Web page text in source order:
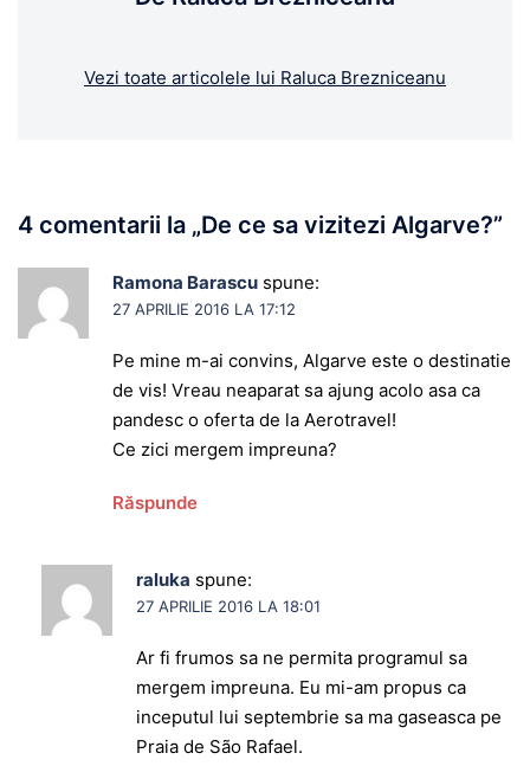
Vezi toate articolele lui Raluca Brezniceanu
4 comentarii la „De ce sa vizitezi Algarve?”
Ramona Barascu spune:
27 APRILIE 2016 LA 17:12
Pe mine m-ai convins, Algarve este o destinatie
de vis! Vreau neaparat sa ajung acolo asa ca
pandesc o oferta de la Aerotravel!
Ce zici mergem impreuna?
Răspunde
raluka spune:
27 APRILIE 2016 LA 18:01
Ar fi frumos sa ne permita programul sa
mergem impreuna. Eu mi-am propus ca
inceputul lui septembrie sa ma gaseasca pe
Praia de São Rafael.